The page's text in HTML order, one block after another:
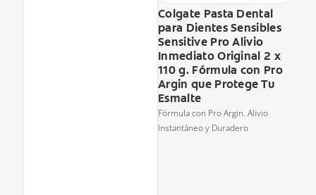
Colgate Pasta Dental
para Dientes Sensibles
Sensitive Pro Alivio
Inmediato Original 2 x
110 g. Fórmula con Pro
Argin que Protege Tu
Esmalte
Fórmula con Pro Argin. Alivio
Instantáneo y Duradero